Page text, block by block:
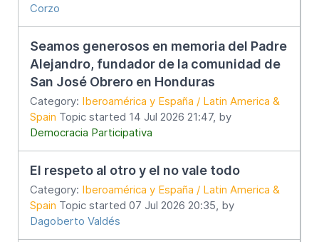
Corzo
Seamos generosos en memoria del Padre
Alejandro, fundador de la comunidad de
San José Obrero en Honduras
Category: Iberoamérica y España / Latin America &
Spain Topic started 14 Jul 2026 21:47, by
Democracia Participativa
El respeto al otro y el no vale todo
Category: Iberoamérica y España / Latin America &
Spain Topic started 07 Jul 2026 20:35, by
Dagoberto Valdés